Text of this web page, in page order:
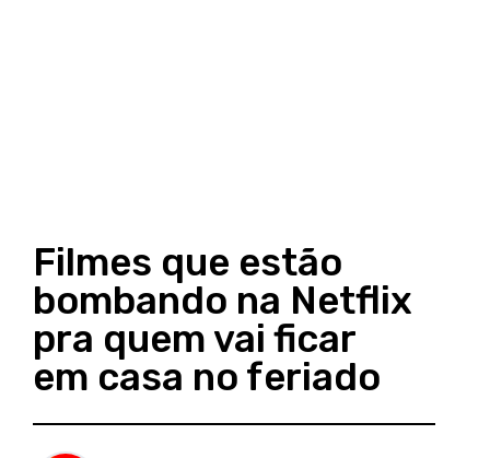
Filmes que estão
bombando na Netflix
pra quem vai ficar
em casa no feriado